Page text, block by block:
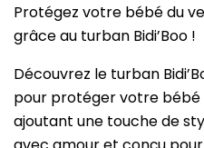
Protégez votre bébé du
grâce au turban Bidi’Boo !
Découvrez le turban
pour protéger votre bébé
ajoutant une touche de